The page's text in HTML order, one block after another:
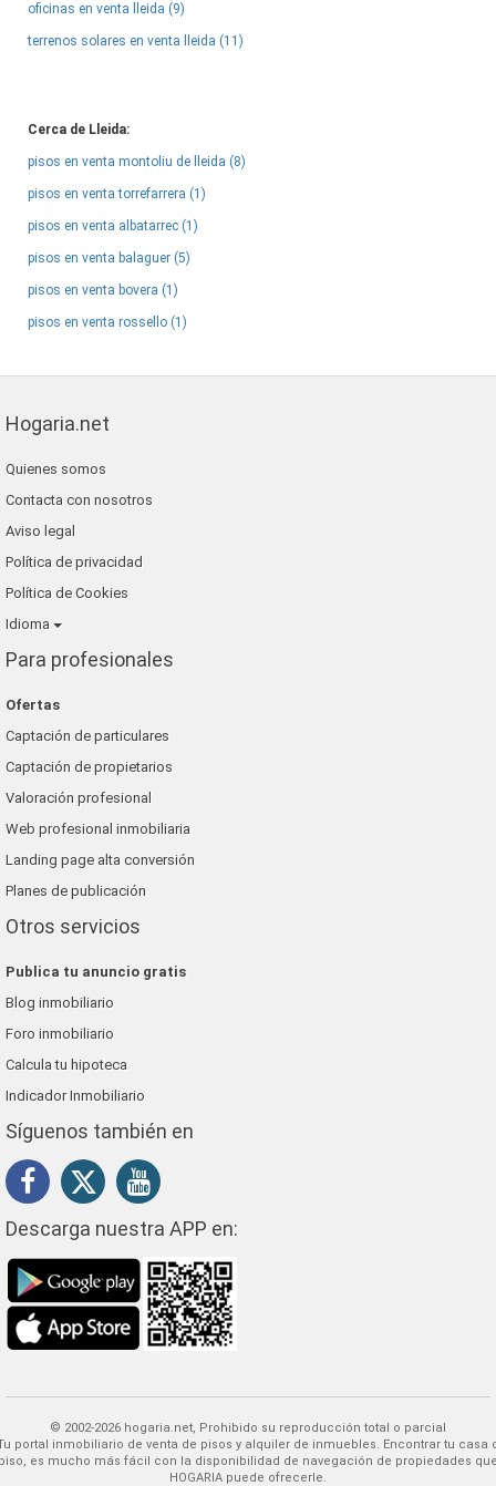
oficinas en venta lleida (9)
terrenos solares en venta lleida (11)
Cerca de Lleida:
pisos en venta montoliu de lleida (8)
pisos en venta torrefarrera (1)
pisos en venta albatarrec (1)
pisos en venta balaguer (5)
pisos en venta bovera (1)
pisos en venta rossello (1)
Hogaria.net
Quienes somos
Contacta con nosotros
Aviso legal
Política de privacidad
Política de Cookies
Idioma
Para profesionales
Ofertas
Captación de particulares
Captación de propietarios
Valoración profesional
Web profesional inmobiliaria
Landing page alta conversión
Planes de publicación
Otros servicios
Publica tu anuncio gratis
Blog inmobiliario
Foro inmobiliario
Calcula tu hipoteca
Indicador Inmobiliario
Síguenos también en
Descarga nuestra APP en:
© 2002-2026 hogaria.net, Prohibido su reproducción total o parcial
Encontrar tu casa o
es mucho más fácil con la disponibilidad de navegación de propiedades
HOGARIA puede ofrecerle.